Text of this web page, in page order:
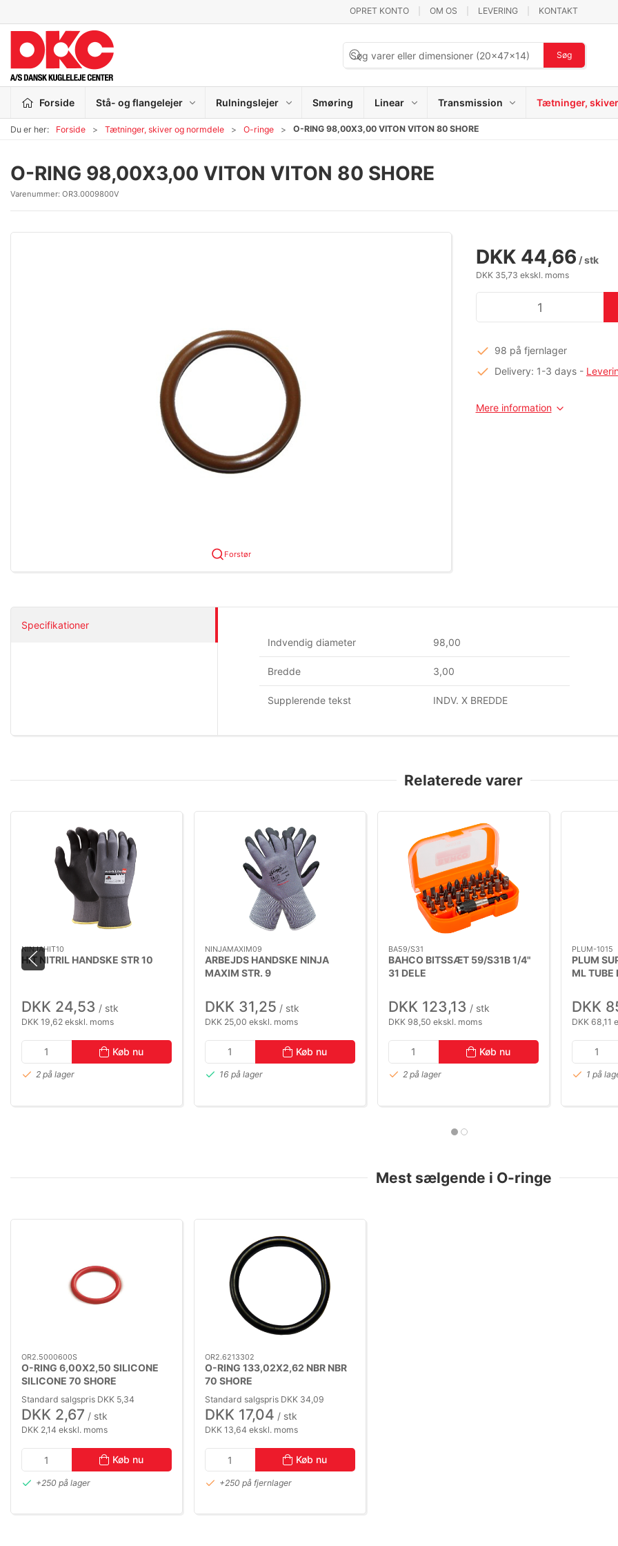
OPRET KONTO OM OS LEVERING KONTAKT
Søg
Forside Stå- og flangelejer Rulningslejer Smøring Linear Transmission Tætninger,
Du er her: Forside Tætninger, skiver og normdele O-ringe O-RING 98,00X3,00 VITON VITON 80 SHORE
O-RING 98,00X3,00 VITON VITON 80 SHORE
Varenummer: OR3.0009800V
Forstør
DKK 44,66 / stk
DKK 35,73 ekskl. moms
98 på fjernlager
Delivery: 1-3 days -
Mere information
Specifikationer
Indvendig diameter
98,00
Bredde 3,00
Supplerende tekst INDV. X BREDDE
Relaterede varer
NINJAHIT10
HIT NITRIL HANDSKE STR 10
DKK 24,53 / stk
DKK 19,62 ekskl. moms
Køb nu
2 på lager
NINJAMAXIM09
ARBEJDS HANDSKE NINJA
MAXIM STR. 9
DKK 31,25 / stk
DKK 25,00 ekskl. moms
Køb nu
16 på lager
BA59/S31
BAHCO BITSSÆT 59/S31B 1/4"
31 DELE
DKK 123,13 / stk
DKK 98,50 ekskl. moms
Køb nu
2 på lager
PLUM-1015
PLUM
ML TUBE
DKK
DKK 68,11
1 på
Mest sælgende i O-ringe
OR2.5000600S
O-RING 6,00X2,50 SILICONE
SILICONE 70 SHORE
Standard salgspris DKK 5,34
DKK 2,67 / stk
DKK 2,14 ekskl. moms
Køb nu
+250 på lager
OR2.6213302
O-RING 133,02X2,62 NBR NBR
70 SHORE
Standard salgspris DKK 34,09
DKK 17,04 / stk
DKK 13,64 ekskl. moms
Køb nu
+250 på fjernlager